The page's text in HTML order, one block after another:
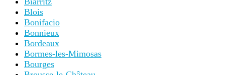
Blois
Bonifacio
Bonnieux
Bordeaux
Bormes-les-Mimosas
Bourges